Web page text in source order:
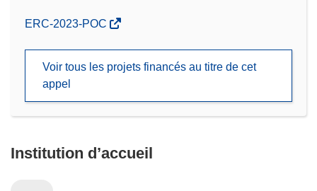
(s’ouvre
nouvelle
fenêtre)
ERC-2023-POC
Voir tous les projets financés au titre de cet
appel
Institution d’accueil